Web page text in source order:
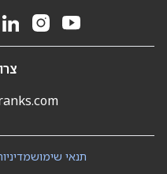
תנאי שימוש